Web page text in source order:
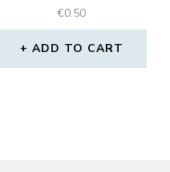
€0.50
ADD TO CART